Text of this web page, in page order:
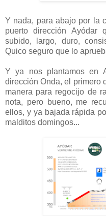
Y nada, para abajo por la
puerto dirección
subido, largo, duro,
Quico seguro que lo
Y ya nos plantamos en
dirección Onda, el primero
manera para regocijo de
nota, pero bueno, me
ellos, y ya bajada rápida
malditos domingos...